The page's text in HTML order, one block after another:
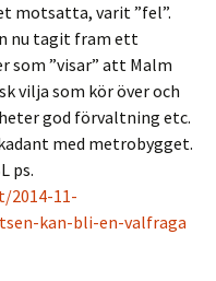
motsatta, varit ”fel”.
nu tagit fram ett
som ”visar” att Malm
vilja som kör över och
god förvaltning etc.
med metrobygget.
ps.
11-
kan-bli-en-valfraga